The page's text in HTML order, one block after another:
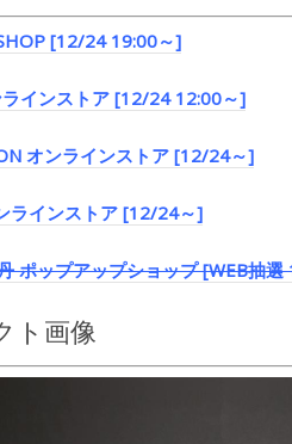
[12/24 19:00～]
ラインストア [12/24 12:00～]
オンラインストア [12/24～]
ラインストア [12/24～]
ポップアップショップ [WEB抽
ト画像